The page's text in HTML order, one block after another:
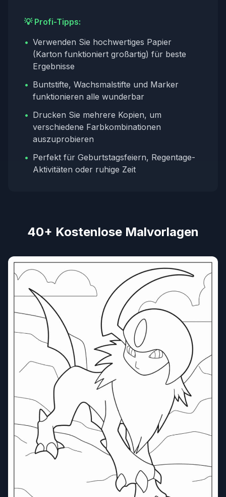
💡 Profi-Tipps:
• Verwenden Sie hochwertiges Papier
(Karton funktioniert großartig) für beste
Ergebnisse
• Buntstifte, Wachsmalstifte und Marker
funktionieren alle wunderbar
• Drucken Sie mehrere Kopien, um
verschiedene Farbkombinationen
auszuprobieren
• Perfekt für Geburtstagsfeiern, Regentage-
Aktivitäten oder ruhige Zeit
40+ Kostenlose Malvorlagen